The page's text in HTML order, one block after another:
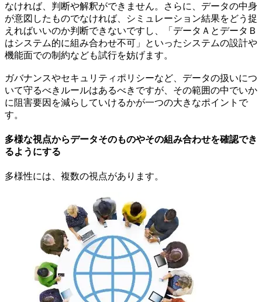
なければ、判断や解釈ができません。さらに、データの中身
が意図したものでなければ、シミュレーション結果をどう捉
えればいいのか判断できないですし、「データＡとデータＢ
はシステム的に組み合わせ不可」といったシステムの設計や
機能面での制約なども試行を妨げます。
ガバナンスやセキュリティポリシーなど、データの扱いにつ
いて守るべきルールはあるべきですが、その範囲の中でいか
に阻害要因を減らしていけるかが一つの大きなポイントで
す。
多様な視点からデータそのものやその組み合わせを確認でき
るようにする
多様性には、複数の視点があります。